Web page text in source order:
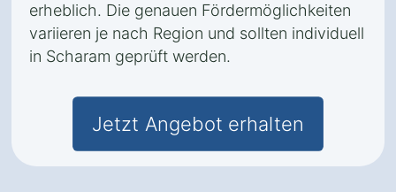
erheblich. Die genauen Fördermöglichkeiten
variieren je nach Region und sollten individuell
in Scharam geprüft werden.
Jetzt Angebot erhalten